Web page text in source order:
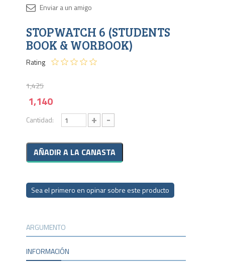
STOPWATCH 6 (STUDENTS
BOOK & WORBOOK)
Rating
1,425
1,140
Cantidad: + -
Sea el primero en opinar sobre este producto
ARGUMENTO
INFORMACIÓN